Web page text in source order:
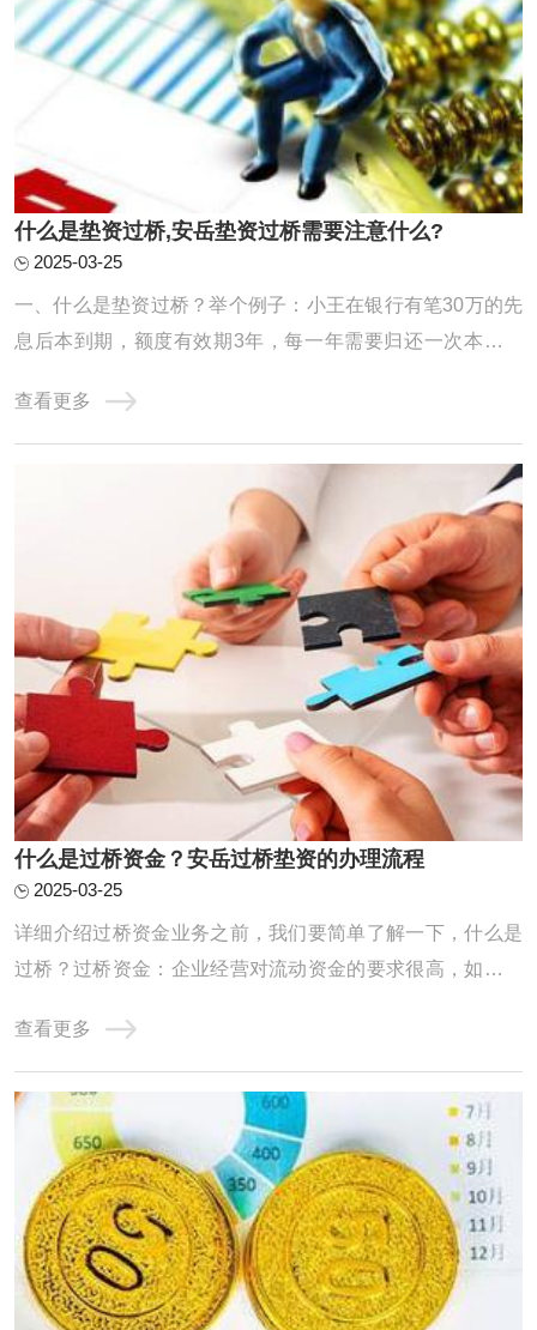
什么是垫资过桥,安岳垫资过桥需要注意什么?
2025-03-25
一、什么是垫资过桥？举个例子：小王在银行有笔30万的先
息后本到期，额度有效期3年，每一年需要归还一次本金，
了20万，把30万还掉，第二天又从银行提款出来，还掉垫资
公司的20万，给了垫资公司1万的费用。小王从垫资公司短
期拆借一笔的行为就叫做垫资过桥，当然这只是 ...
查看更多
什么是过桥资金？安岳过桥垫资的办理流程
2025-03-25
详细介绍过桥资金业务之前，我们要简单了解一下，什么是
过桥？过桥资金：企业经营对流动资金的要求很高，如果企
要申请过桥资金应急。除企业外，个人也会有过桥资金的需
求，如房屋买卖。过桥业务：指老魏提供资金给上市公司，
或有业务需求的公司及个人，将此笔资金做一 ...
查看更多